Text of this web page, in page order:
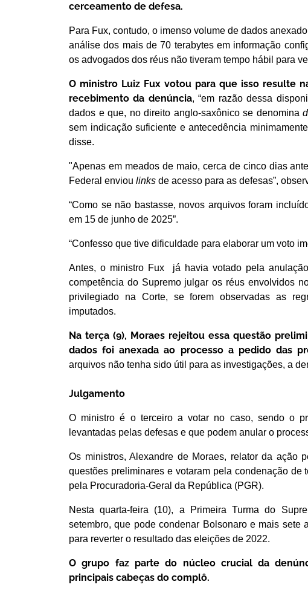
cerceamento de defesa.
Para Fux, contudo, o imenso volume de dados
análise dos mais de 70 terabytes em informação
os advogados dos réus não tiveram tempo hábil para
O ministro Luiz Fux votou para que isso resulte
recebimento da denúncia, “em razão dessa
dados e que, no direito anglo-saxônico se denomina
sem indicação suficiente e antecedência
disse.
"Apenas em meados de maio, cerca de cinco dias
Federal enviou links de acesso para as defesas”,
“Como se não bastasse, novos arquivos foram
em 15 de junho de 2025”.
“Confesso que tive dificuldade para elaborar um voto
Antes, o ministro Fux já havia votado pela
competência do Supremo julgar os réus envolvidos
privilegiado na Corte, se forem observadas as
imputados.
Na terça (9), Moraes rejeitou essa questão
dados foi anexada ao processo a pedido das
arquivos não tenha sido útil para as investigações, a
Julgamento
O ministro é o terceiro a votar no caso, sendo o
levantadas pelas defesas e que podem anular o
Os ministros, Alexandre de Moraes, relator da ação
questões preliminares e votaram pela condenação
pela Procuradoria-Geral da República (PGR).
Nesta quarta-feira (10), a Primeira Turma do
setembro, que pode condenar Bolsonaro e mais
para reverter o resultado das eleições de 2022.
O grupo faz parte do núcleo crucial da
principais cabeças do complô.